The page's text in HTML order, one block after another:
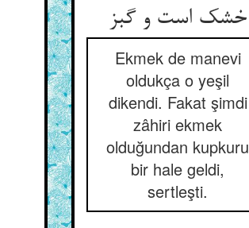
خشک است و گبز
Ekmek de manevi
oldukça o yeşil
dikendi. Fakat şimdi
zâhiri ekmek
olduğundan kupkuru
bir hale geldi,
sertleşti.